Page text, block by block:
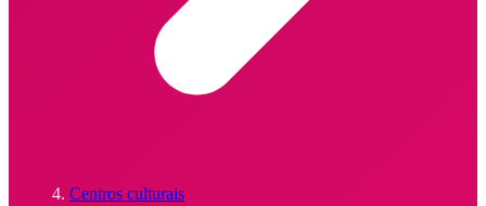
Centros culturais